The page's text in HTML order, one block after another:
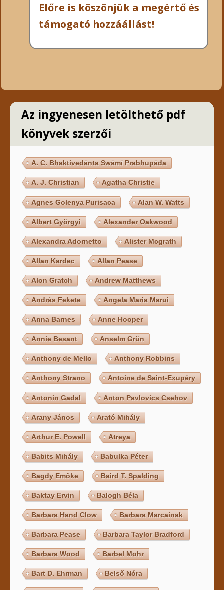
Előre is köszönjük a megértő és
támogató hozzáállást!
Az ingyenesen letölthető pdf
könyvek szerzői
A. C. Bhaktivedānta Swāmī Prabhupāda
A. J. Christian Agatha Christie
Agnes Golenya Purisaca Alan W. Watts
Albert Györgyi Alexander Oakwood
Alexandra Adornetto Alister Mcgrath
Allan Kardec Allan Pease
Alon Gratch Andrew Matthews
András Fekete Angela Maria Marui
Anna Barnes Anne Hooper
Annie Besant Anselm Grün
Anthony de Mello Anthony Robbins
Anthony Strano Antoine de Saint-Exupéry
Antonin Gadal Anton Pavlovics Csehov
Arany János Arató Mihály
Arthur E. Powell Atreya
Babits Mihály Babulka Péter
Bagdy Emőke Baird T. Spalding
Baktay Ervin Balogh Béla
Barbara Hand Clow Barbara Marcainak
Barbara Pease Barbara Taylor Bradford
Barbara Wood Barbel Mohr
Bart D. Ehrman Belső Nóra